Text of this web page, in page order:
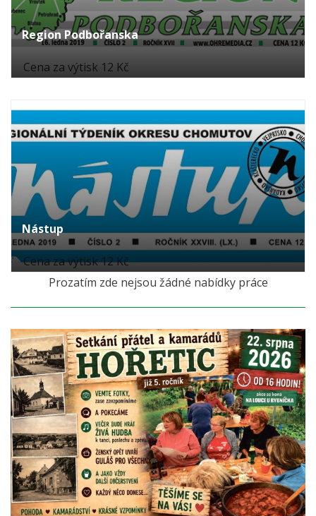
Region Podbořanska
Cena za výtisk 12 Kč
Nástup
Cena za výtisk 12 Kč
Prozatím zde nejsou žádné nabídky práce